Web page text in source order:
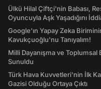
Ülkü Hilal Çiftçi'nin Babası,
Oyuncuyla Aşk Yaşadığını
Google'ın Yapay Zeka
Kavukçuoğlu'nu Tanıyalım!
Milli Dayanışma ve
Sunuldu
Türk Hava Kuvvetleri'nin İlk
Gazisi Olduğu Ortaya Çıktı